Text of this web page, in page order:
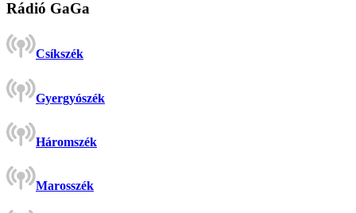
Rádió GaGa
Csíkszék
Gyergyószék
Háromszék
Marosszék